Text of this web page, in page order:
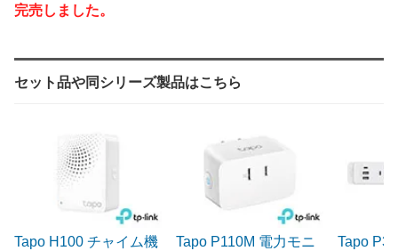
完売しました。
セット品や同シリーズ製品はこちら
Tapo H100 チャイム機
Tapo P110M 電力モニ
Tapo